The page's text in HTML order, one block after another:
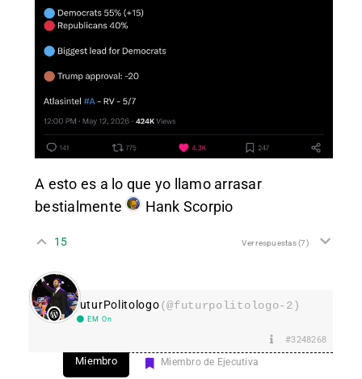
A esto es a lo que yo llamo arrasar
bestialmente
Hank Scorpio
15 Ver respuestas(7)
FuturPolitologo(@futurpolitologo-2)
EM On
#3248268
Miembro Miembro de Ejecutiva